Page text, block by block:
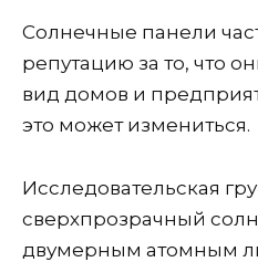
Солнечные панели
репутацию за то, что
вид домов и
это может измениться.
Исследовательская
сверхпрозрачный
двумерным атомным